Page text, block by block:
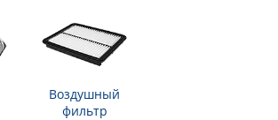
Воздушный
фильтр